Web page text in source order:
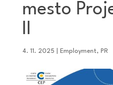
mesto
II
4. 11. 2025 Employment, PR